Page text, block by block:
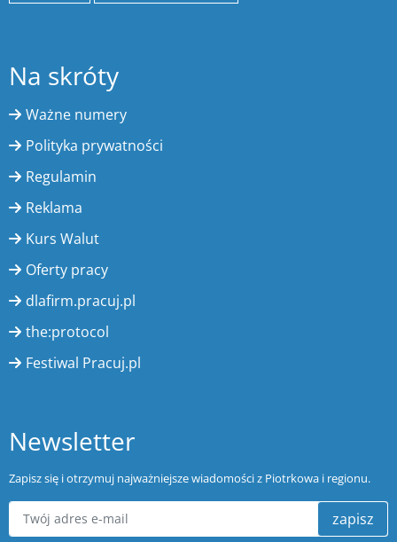
Na skróty
Ważne numery
Polityka prywatności
Regulamin
Reklama
Kurs Walut
Oferty pracy
dlafirm.pracuj.pl
the:protocol
Festiwal Pracuj.pl
Newsletter
Zapisz się i otrzymuj najważniejsze wiadomości z Piotrkowa i regionu.
zapisz